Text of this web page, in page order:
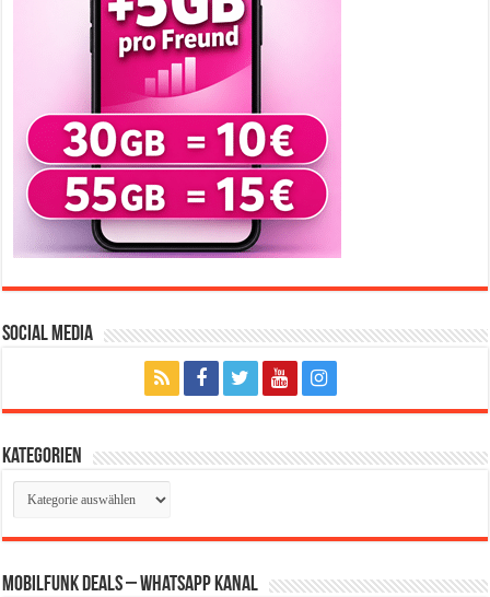
Social Media
Kategorien
Kategorien
Mobilfunk Deals – WhatsApp Kanal